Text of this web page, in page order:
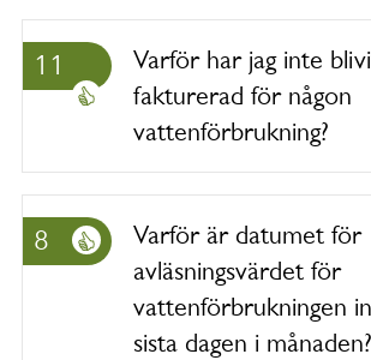
11
Varför har jag inte
fakturerad för någon
vattenförbrukning?
8
Varför är datumet för
avläsningsvärdet för
vattenförbrukningen
sista dagen i månaden?